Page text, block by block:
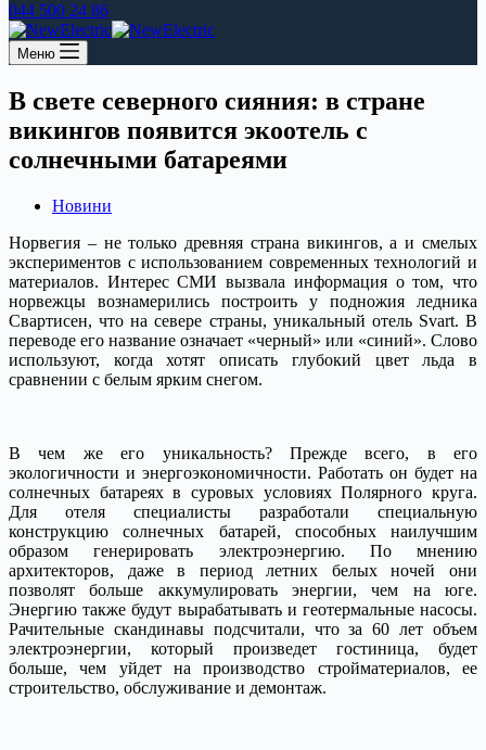
044 500 24 86
Меню
В свете северного сияния: в стране
викингов появится экоотель с
солнечными батареями
Новини
Норвегия – не только древняя страна викингов, а и смелых
экспериментов с использованием современных технологий и
материалов. Интерес СМИ вызвала информация о том, что
норвежцы вознамерились построить у подножия ледника
Свартисен, что на севере страны, уникальный отель Svart. В
переводе его название означает «черный» или «синий». Слово
используют, когда хотят описать глубокий цвет льда в
сравнении с белым ярким снегом.
В чем же его уникальность? Прежде всего, в его
экологичности и энергоэкономичности. Работать он будет на
солнечных батареях в суровых условиях Полярного круга.
Для отеля специалисты разработали специальную
конструкцию солнечных батарей, способных наилучшим
образом генерировать электроэнергию. По мнению
архитекторов, даже в период летних белых ночей они
позволят больше аккумулировать энергии, чем на юге.
Энергию также будут вырабатывать и геотермальные насосы.
Рачительные скандинавы подсчитали, что за 60 лет объем
электроэнергии, который произведет гостиница, будет
больше, чем уйдет на производство стройматериалов, ее
строительство, обслуживание и демонтаж.